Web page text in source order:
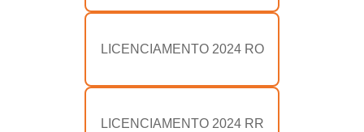
LICENCIAMENTO 2024 RO
LICENCIAMENTO 2024 RR